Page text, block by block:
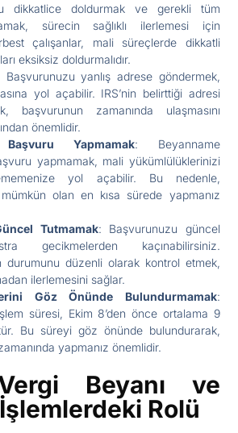
dikkatlice doldurmak ve gerekli tüm
sürecin sağlıklı ilerlemesi için
çalışanlar, mali süreçlerde dikkatli
eksiksiz doldurmalıdır.
Başvurunuzu yanlış adrese göndermek,
yol açabilir. IRS’nin belirttiği adresi
başvurunun zamanında ulaşmasını
önemlidir.
Başvuru Yapmamak: Beyanname
yapmamak, mali yükümlülüklerinizi
yol açabilir. Bu nedenle,
olan en kısa sürede yapmanız
Tutmamak: Başvurunuzu güncel
gecikmelerden kaçınabilirsiniz.
durumunu düzenli olarak kontrol etmek,
ilerlemesini sağlar.
Göz Önünde Bulundurmamak:
süresi, Ekim 8’den önce ortalama 9
Bu süreyi göz önünde bulundurarak,
yapmanız önemlidir.
Beyanı ve
Rolü